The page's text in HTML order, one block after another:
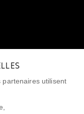
partenaires utilisent